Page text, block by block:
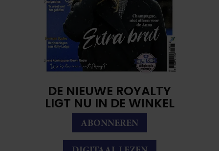
DE NIEUWE ROYALTY
LIGT NU IN DE WINKEL
ABONNEREN